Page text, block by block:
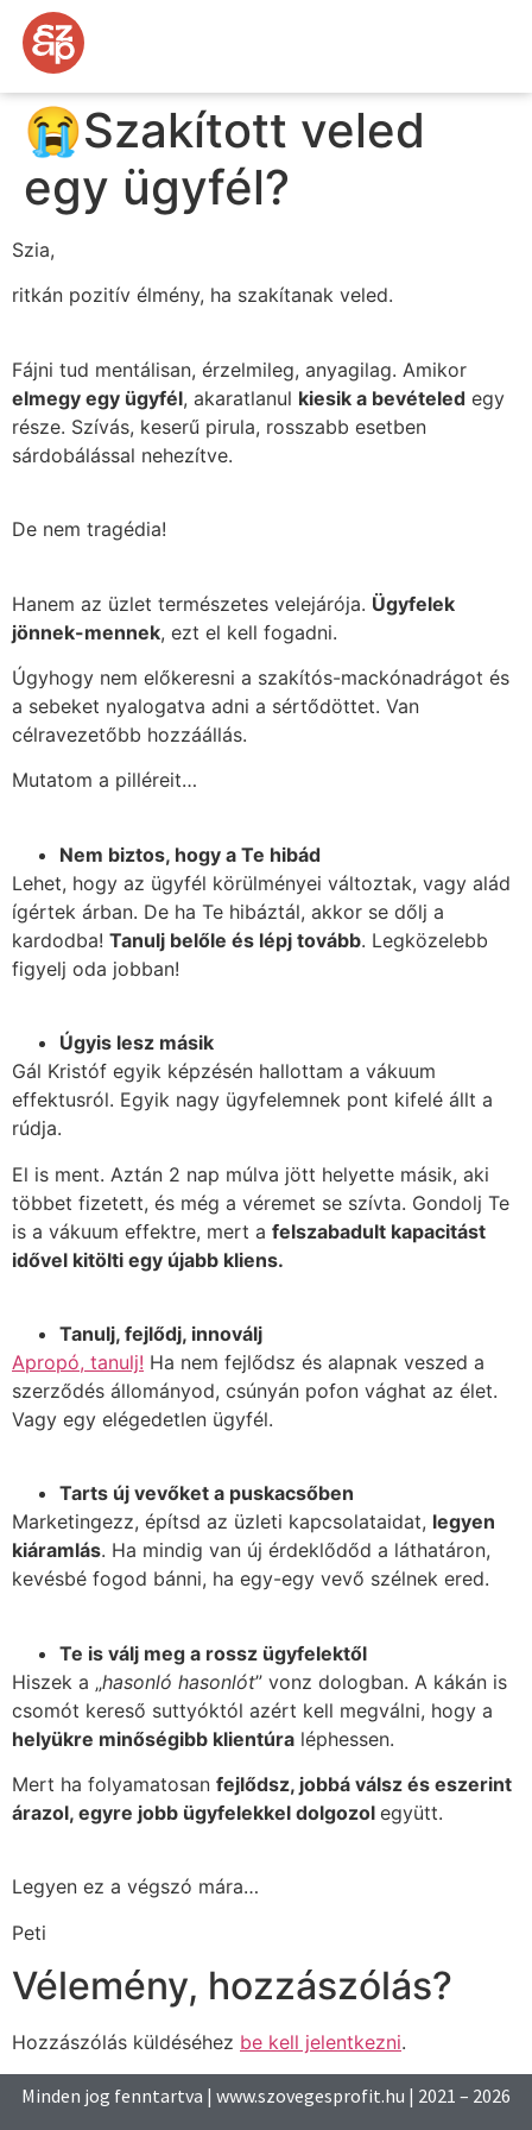
😭Szakított veled
egy ügyfél?
Szia,
ritkán pozitív élmény, ha szakítanak veled.
Fájni tud mentálisan, érzelmileg, anyagilag. Amikor
elmegy egy ügyfél, akaratlanul kiesik a bevételed egy
része. Szívás, keserű pirula, rosszabb esetben
sárdobálással nehezítve.
De nem tragédia!
Hanem az üzlet természetes velejárója. Ügyfelek
jönnek-mennek, ezt el kell fogadni.
Úgyhogy nem előkeresni a szakítós-mackónadrágot és
a sebeket nyalogatva adni a sértődöttet. Van
célravezetőbb hozzáállás.
Mutatom a pilléreit…
Nem biztos, hogy a Te hibád
Lehet, hogy az ügyfél körülményei változtak, vagy alád
ígértek árban. De ha Te hibáztál, akkor se dőlj a
kardodba! Tanulj belőle és lépj tovább. Legközelebb
figyelj oda jobban!
Úgyis lesz másik
Gál Kristóf egyik képzésén hallottam a vákuum
effektusról. Egyik nagy ügyfelemnek pont kifelé állt a
rúdja.
El is ment. Aztán 2 nap múlva jött helyette másik, aki
többet fizetett, és még a véremet se szívta. Gondolj Te
is a vákuum effektre, mert a felszabadult kapacitást
idővel kitölti egy újabb kliens.
Tanulj, fejlődj, innoválj
Apropó, tanulj! Ha nem fejlődsz és alapnak veszed a
szerződés állományod, csúnyán pofon vághat az élet.
Vagy egy elégedetlen ügyfél.
Tarts új vevőket a puskacsőben
Marketingezz, építsd az üzleti kapcsolataidat, legyen
kiáramlás. Ha mindig van új érdeklődőd a láthatáron,
kevésbé fogod bánni, ha egy-egy vevő szélnek ered.
Te is válj meg a rossz ügyfelektől
Hiszek a „hasonló hasonlót” vonz dologban. A kákán is
csomót kereső suttyóktól azért kell megválni, hogy a
helyükre minőségibb klientúra léphessen.
Mert ha folyamatosan fejlődsz, jobbá válsz és eszerint
árazol, egyre jobb ügyfelekkel dolgozol együtt.
Legyen ez a végszó mára…
Peti
Vélemény, hozzászólás?
Hozzászólás küldéséhez be kell jelentkezni.
Minden jog fenntartva | www.szovegesprofit.hu | 2021 – 2026